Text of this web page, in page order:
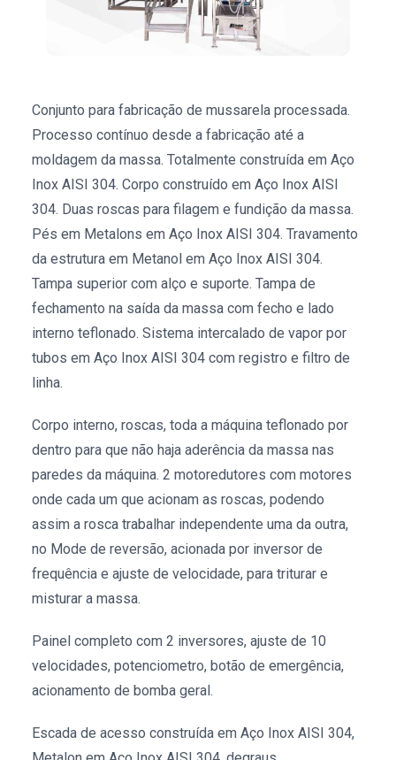
Conjunto para fabricação de mussarela processada.
Processo contínuo desde a fabricação até a
moldagem da massa. Totalmente construída em Aço
Inox AISI 304. Corpo construído em Aço Inox AISI
304. Duas roscas para filagem e fundição da massa.
Pés em Metalons em Aço Inox AISI 304. Travamento
da estrutura em Metanol em Aço Inox AISI 304.
Tampa superior com alço e suporte. Tampa de
fechamento na saída da massa com fecho e lado
interno teflonado. Sistema intercalado de vapor por
tubos em Aço Inox AISI 304 com registro e filtro de
linha.
Corpo interno, roscas, toda a máquina teflonado por
dentro para que não haja aderência da massa nas
paredes da máquina. 2 motoredutores com motores
onde cada um que acionam as roscas, podendo
assim a rosca trabalhar independente uma da outra,
no Mode de reversão, acionada por inversor de
frequência e ajuste de velocidade, para triturar e
misturar a massa.
Painel completo com 2 inversores, ajuste de 10
velocidades, potenciometro, botão de emergência,
acionamento de bomba geral.
Escada de acesso construída em Aço Inox AISI 304,